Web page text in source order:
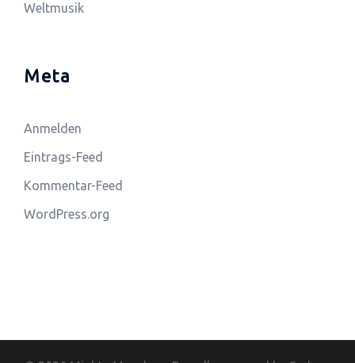
Weltmusik
Meta
Anmelden
Eintrags-Feed
Kommentar-Feed
WordPress.org